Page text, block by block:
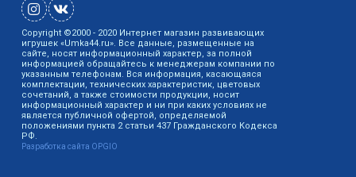
Copyright ©2000 - 2020 Интернет магазин развивающих
игрушек «Umka44.ru». Все данные, размещенные на
сайте, носят информационный характер, за полной
информацией обращайтесь к менеджерам компании по
указанным телефонам. Вся информация, касающаяся
комплектации, технических характеристик, цветовых
сочетаний, а также стоимости продукции, носит
информационный характер и ни при каких условиях не
является публичной офертой, определяемой
положениями пункта 2 статьи 437 Гражданского Кодекса
РФ.
Разработка сайта OPGIO